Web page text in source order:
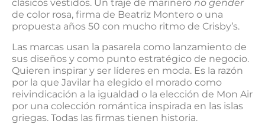
clásicos vestidos. Un traje de marinero no gender
de color rosa, firma de Beatriz Montero o una
propuesta años 50 con mucho ritmo de Crisby’s.
Las marcas usan la pasarela como lanzamiento de
sus diseños y como punto estratégico de negocio.
Quieren inspirar y ser líderes en moda. Es la razón
por la que Javilar ha elegido el morado como
reivindicación a la igualdad o la elección de Mon Air
por una colección romántica inspirada en las islas
griegas. Todas las firmas tienen historia.